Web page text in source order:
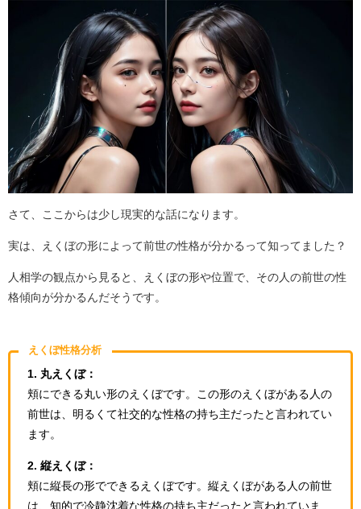
さて、ここからは少し現実的な話になります。
実は、えくぼの形によって前世の性格が分かるって知ってました？
人相学の観点から見ると、えくぼの形や位置で、その人の前世の性
格傾向が分かるんだそうです。
えくぼ性格分析
1. 丸えくぼ：
頬にできる丸い形のえくぼです。この形のえくぼがある人の
前世は、明るくて社交的な性格の持ち主だったと言われてい
ます。
2. 縦えくぼ：
頬に縦長の形でできるえくぼです。縦えくぼがある人の前世
は、知的で冷静沈着な性格の持ち主だったと言われていま